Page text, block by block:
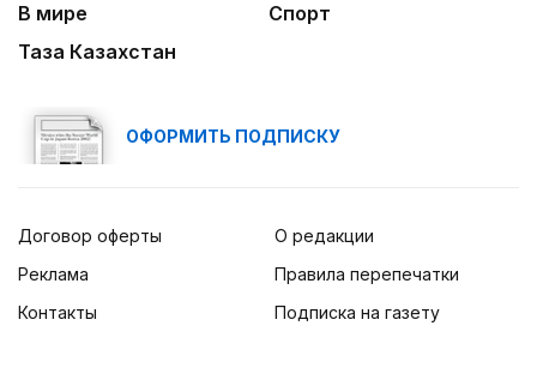
В мире
Спорт
Таза Казахстан
ОФОРМИТЬ ПОДПИСКУ
Договор оферты
Реклама
Контакты
О редакции
Правила перепечатки
Подписка на газету